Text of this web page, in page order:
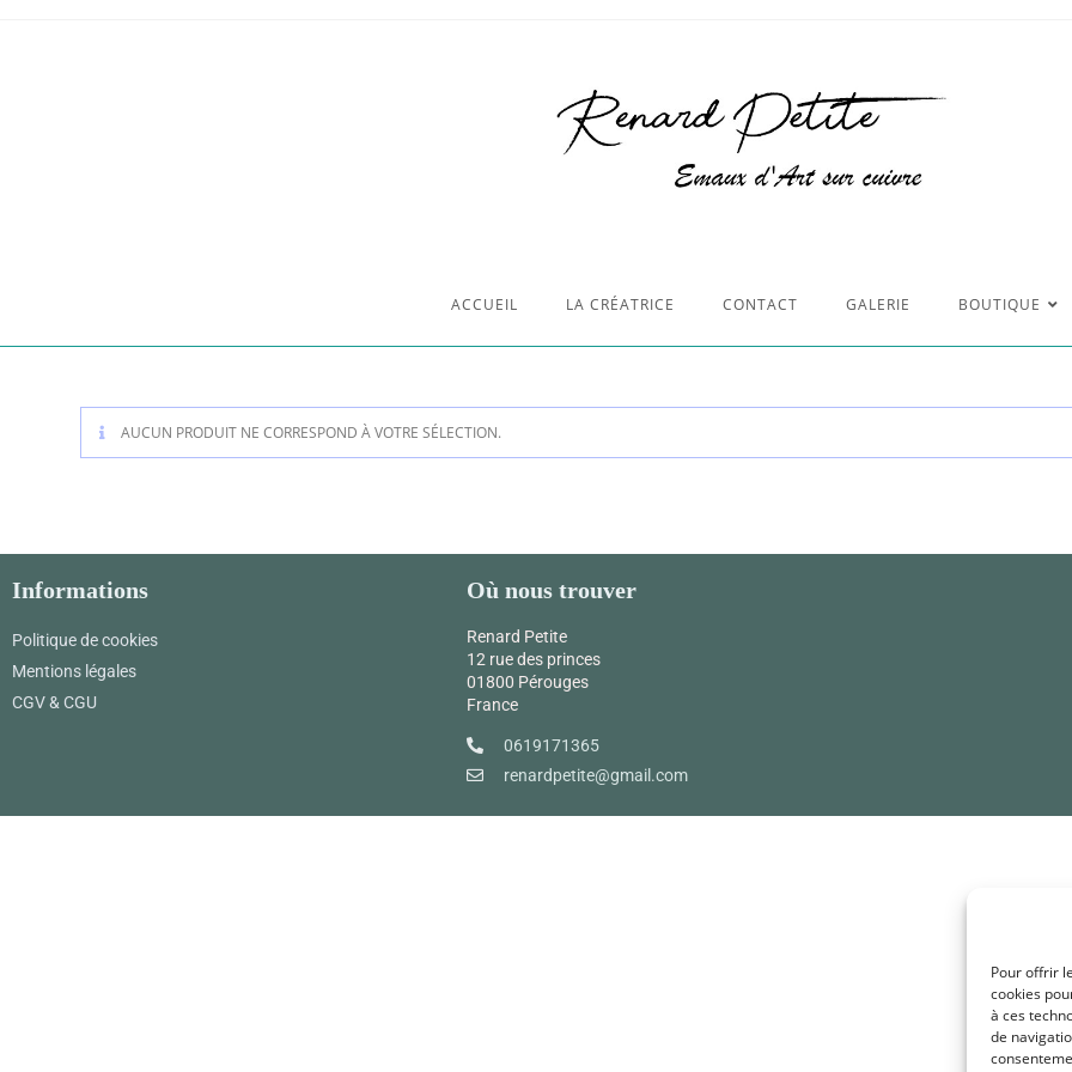
Pour offrir
cookies
à ces
de
ACCUEIL LA CRÉATRICE CONTACT GALERIE BOUTIQUE
AUCUN PRODUIT NE CORRESPOND À VOTRE SÉLECTION.
Informations
Politique de cookies
Mentions légales
CGV & CGU
Où nous trouver
Renard Petite
12 rue des princes
01800 Pérouges
France
0619171365
renardpetite@gmail.com